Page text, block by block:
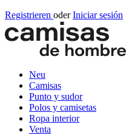
Registrieren oder Iniciar sesión
Neu
Camisas
Punto y sudor
Polos y camisetas
Ropa interior
Venta